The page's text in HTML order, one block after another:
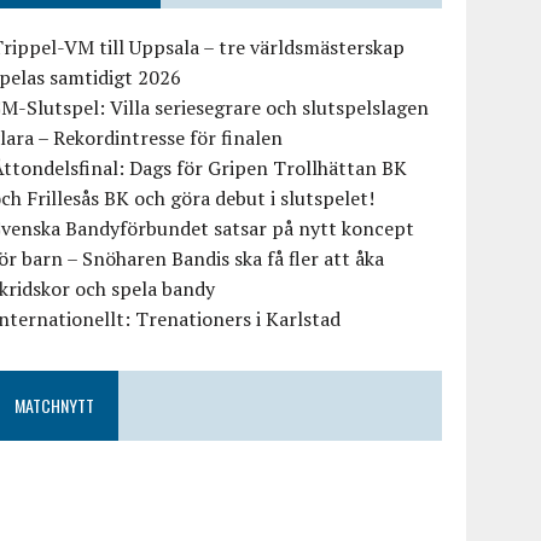
VM till Uppsala – tre världsmästerskap
samtidigt 2026
Slutspel: Villa seriesegrare och slutspelslagen
– Rekordintresse för finalen
Dags för Gripen Trollhättan BK
Frillesås BK och göra debut i slutspelet!
Bandyförbundet satsar på nytt koncept
barn – Snöharen Bandis ska få fler att åka
och spela bandy
Trenationers i Karlstad
MATCHNYTT